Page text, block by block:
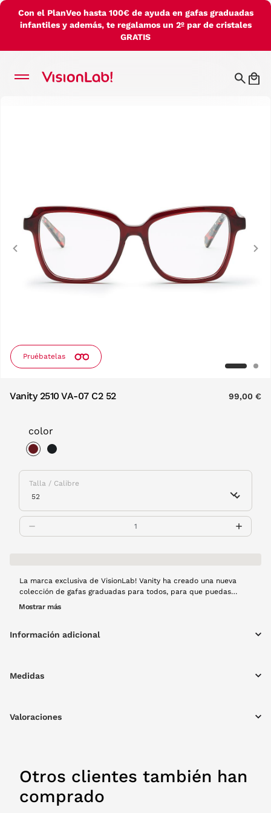
Con el PlanVeo hasta 100€ de ayuda en gafas graduadas
infantiles y además, te regalamos un 2º par de cristales
GRATIS
Pruébatelas
Previous
Vanity 2510 VA-07 C2 52 99,00 €
color
Talla / Calibre
La marca exclusiva de VisionLab! Vanity ha creado una nueva
colección de gafas graduadas para todos, para que puedas
usarla en cualquier ocasión y combinado con cualquiera de tus
que aportará una diferenciación a tu look.
Mostrar más
Información adicional
Medidas
Valoraciones
Otros clientes también han
comprado